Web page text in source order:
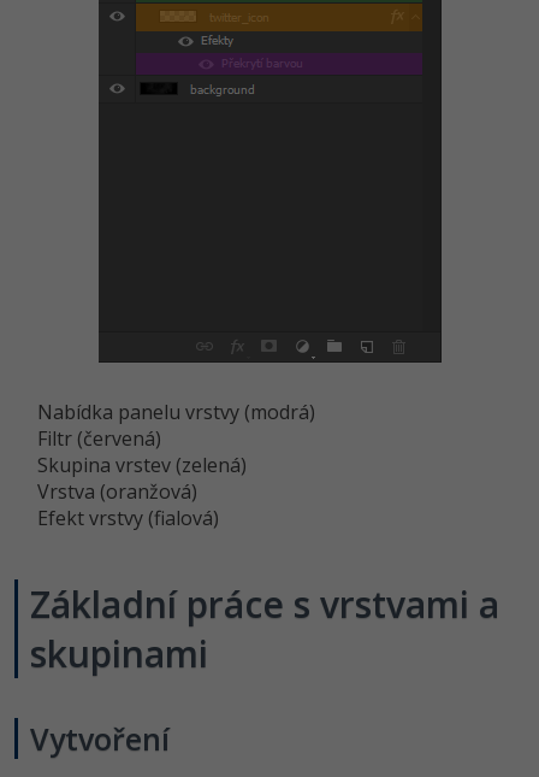
Nabídka panelu vrstvy (modrá)
Filtr (červená)
Skupina vrstev (zelená)
Vrstva (oranžová)
Efekt vrstvy (fialová)
Základní práce s vrstvami a
skupinami
Vytvoření